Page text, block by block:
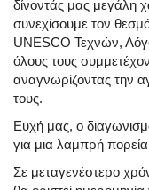
δίνοντάς μας μεγάλη
συνεχίσουμε τον
UNESCO Τεχνών,
όλους τους
αναγνωρίζοντας την
τους.
Ευχή μας, ο
για μια λαμπρή
Σε μεταγενέστερο